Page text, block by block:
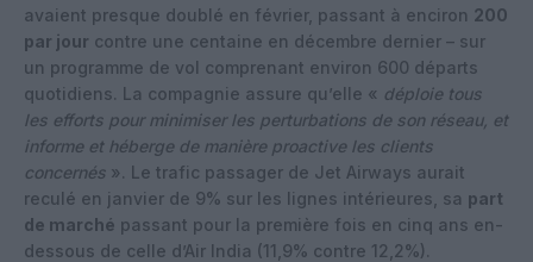
avaient presque doublé en février, passant à enciron 200
par jour contre une centaine en décembre dernier – sur
un programme de vol comprenant environ 600 départs
quotidiens. La compagnie assure qu’elle « déploie tous
les efforts pour minimiser les perturbations de son réseau, et
informe et héberge de manière proactive les clients
concernés ». Le trafic passager de Jet Airways aurait
reculé en janvier de 9% sur les lignes intérieures, sa part
de marché passant pour la première fois en cinq ans en-
dessous de celle d’Air India (11,9% contre 12,2%).